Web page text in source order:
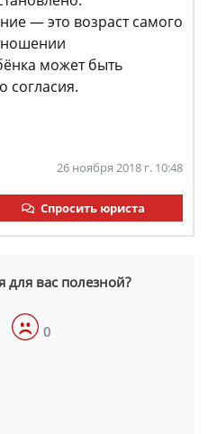
— это возраст самого
может быть
согласия.
26 ноября 2018 г. 10:48
Спросить юриста
для вас полезной?
0